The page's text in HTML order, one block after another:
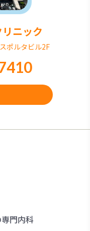
ニック
ポルタビル2F
門内科